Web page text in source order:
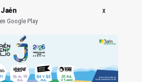
Jaén
Google Play